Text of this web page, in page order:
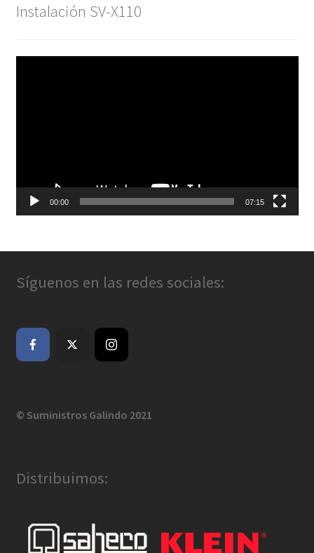
Instalación SV-X110
00:00 07:15
Síguenos en las redes sociales:
© Suministros Galindo 2021
Distribuimos: